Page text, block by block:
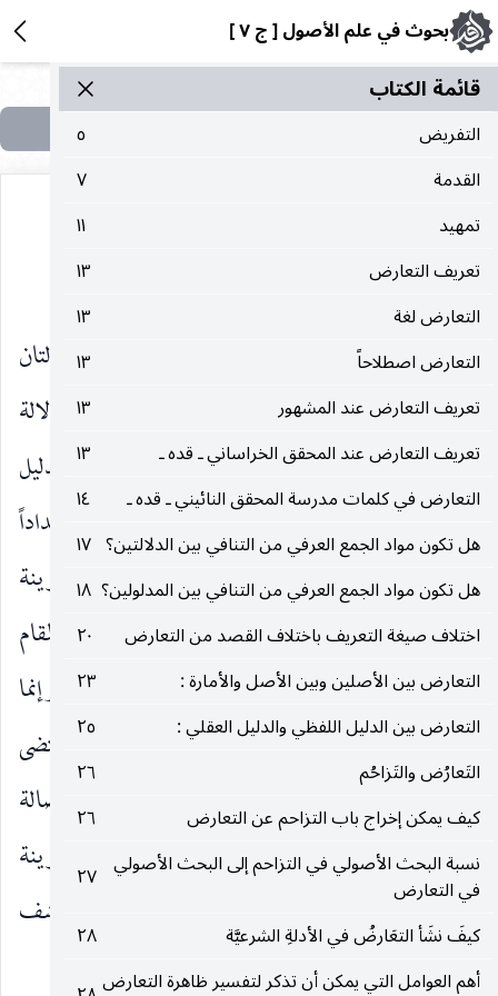
بحوث في علم الأصول [ ج ٧ ]
قائمة الکتاب
التفريض
٥
القدمة
٧
تمهيد
١١
تعريف التعارض
١٣
التعارض لغة
١٣
التعارض اصطلاحاً
١٣
تعريف التعارض عند المشهور
١٣
تعريف التعارض عند المحقق الخراساني ـ قده ـ
١٣
التعارض في كلمات مدرسة المحقق النائيني ـ قده ـ
١٤
هل تكون مواد الجمع العرفي من التنافي بين الدلالتين؟ ١٧
هل تكون مواد الجمع العرفي من التنافي بين المدلولين؟ ١٨
اختلاف صيغة التعريف باختلاف القصد من التعارض
٢٠
التعارض بين الأصلين وبين الأصل والأمارة :
٢٣
التعارض بين الدليل اللفظي والدليل العقلي :
٢٥
التَعارُض والتَزاحُم
٢٦
كيف يمكن إخراج باب التزاحم عن التعارض
٢٦
نسبة البحث الأصولي في التزاحم إلى البحث الأصولي
في التعارض
٢٧
كيفَ نشَأ التعَارضُ في الأدلةِ الشرعيَّة
٢٨
أهم العوامل التي يمكن أن تذكر لتفسير ظاهرة التعارض
القرينية معناها : أن تكون هناك إفادتان ودلالتان
تكون إحداهما معدة إعداداً عرفياً عاماً لتفسير الدلالة
الأخرى وتحويل مفادها إلى مفاد آخر. والفرق بين الدليل
القرينة والدليل الحاكم أن الدليل الحاكم معد إعداداً
شخصياً من قبل المتكلم لتفسير الدليل المحكوم بقرينة
نظر المتكلم فيه إلى الدليل المحكوم ، وأما في المقام
فالإعداد قد لا يكون بجعل شخصي من قبل المتكلم وإنما
يكون بجعل عرفي فهو إعداد نوعي لا شخصي ، ومقتضى
عرفية المتكلم متابعته للعرف في ذلك فيثبت بأصالة
المتابعة كون المتكلم قد أعد القرينة لتفسير ذي القرينة
غير أن إعداده لذلك منكشف بكاشف نوعي لا بكاشف
شخصي كما هو الحال في موارد الحكومة.